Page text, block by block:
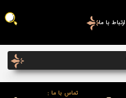
ارتباط با ما
تماس با ما :